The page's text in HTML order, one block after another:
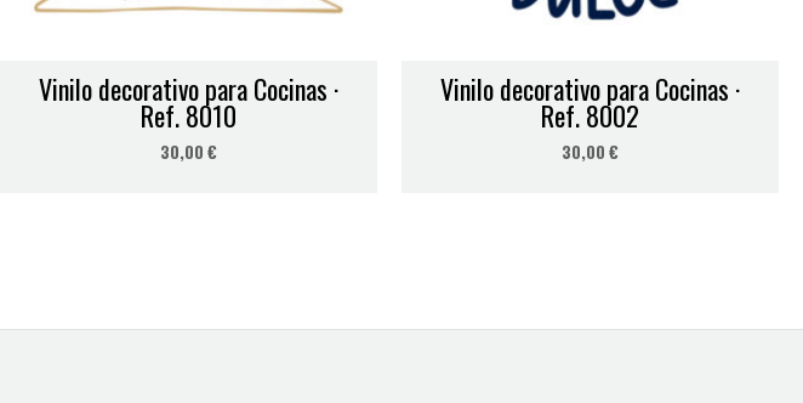
Vinilo decorativo para Cocinas ·
Ref. 8010
30,00 €
Vinilo decorativo para Cocinas ·
Ref. 8002
30,00 €